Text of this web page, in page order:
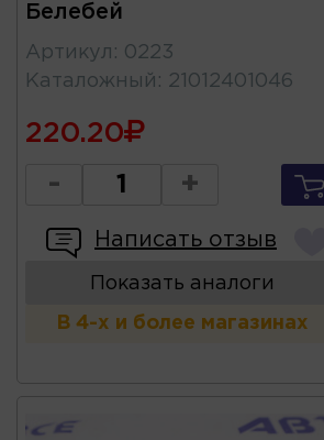
Белебей
Артикул : 0223
Каталожный : 21012401046
220.20
- +
Написать отзыв
Показать аналоги
В 4-х и более магазинах